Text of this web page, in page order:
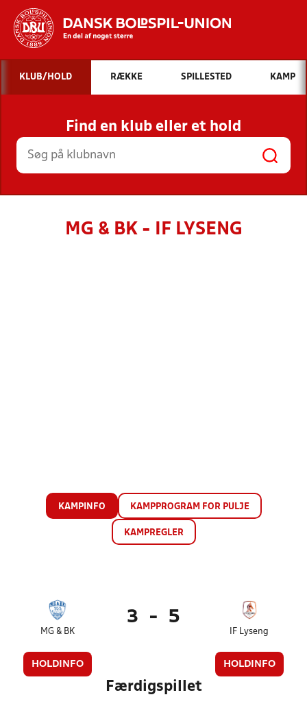
Hvad vil du søge efter?
INDHOLD OG NYHEDER
STILLINGER, RESULTATER, KLUBBER OG
HOLD
KLUB/HOLD RÆKKE SPILLESTED KAMP
Find en klub eller et hold
MG & BK - IF LYSENG
KAMPINFO KAMPPROGRAM FOR PULJE
KAMPREGLER
MG & BK
HOLDINFO
3 - 5
IF Lyseng
HOLDINFO
Færdigspillet